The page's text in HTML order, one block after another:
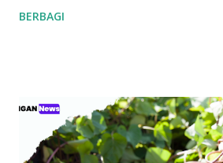
modern, serta implikasi geopolitik
mendesak seperti Palestina, hegemoni
global.¹ 1. Fondasi Epistemologis:
Imamiyah menempatkan imamah
BERBAGI